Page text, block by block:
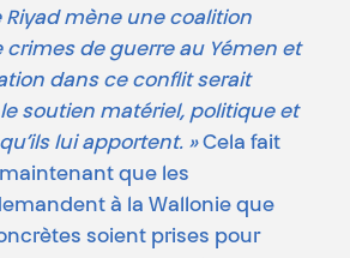
mène une coalition
crimes de guerre au Yémen et
dans ce conflit serait
soutien matériel, politique et
lui apportent. »Cela fait
que les
à la Wallonie que
soient prises pour